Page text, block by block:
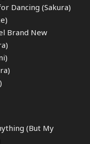
Dancing (Sakura)
Brand New
(But My